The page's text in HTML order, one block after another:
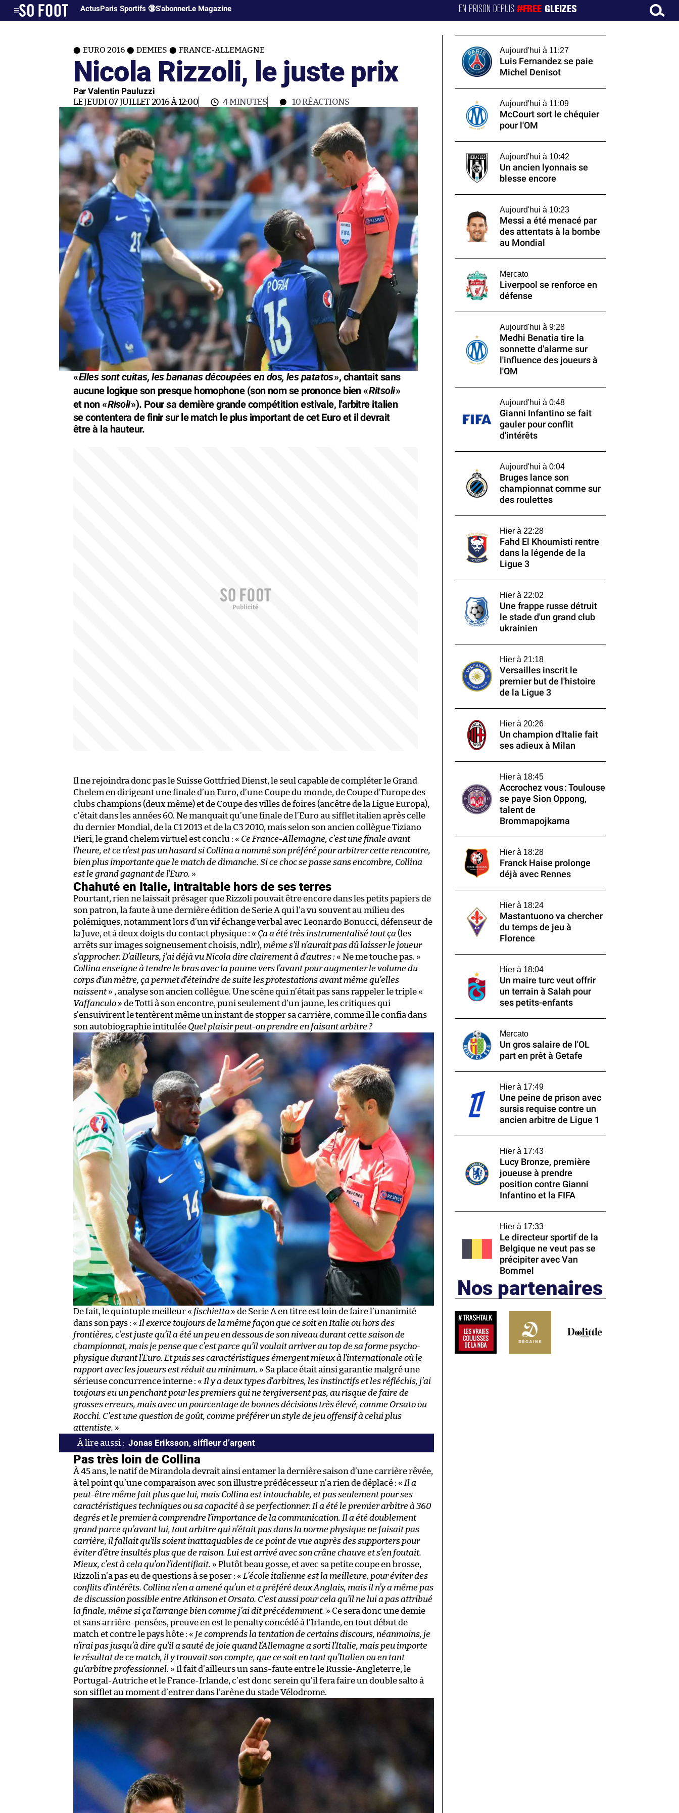
ActusParis Sportifs 🔞S'abonnerLe Magazine EN PRISON DEPUIS#FREE GLEIZES
EURO 2016 DEMIES FRANCE-ALLEMAGNE
Nicola Rizzoli, le juste prix
Par Valentin Pauluzzi
LE JEUDI 07 JUILLET 2016 À 12:00 4 MINUTES 10RÉACTIONS
«Elles sont cuitas, les bananas découpées en dos, les patatos», chantait sans
aucune logique son presque homophone (son nom se prononce bien «Ritsoli»
et non «Risoli»). Pour sa dernière grande compétition estivale, l'arbitre italien
se contentera de finir sur le match le plus important de cet Euro et il devrait
être à la hauteur.
Il ne rejoindra donc pas le Suisse Gottfried Dienst, le seul capable de compléter le Grand
Chelem en dirigeant une finale d’un Euro, d’une Coupe du monde, de Coupe d’Europe des
clubs champions (deux même) et de Coupe des villes de foires (ancêtre de la Ligue Europa),
c’était dans les années 60. Ne manquait qu’une finale de l’Euro au sifflet italien après celle
du dernier Mondial, de la C1 2013 et de la C3 2010, mais selon son ancien collègue Tiziano
Pieri, le grand chelem virtuel est conclu : « Ce France-Allemagne, c’est une finale avant
l’heure, et ce n’est pas un hasard si Collina a nommé son préféré pour arbitrer cette rencontre,
bien plus importante que le match de dimanche. Si ce choc se passe sans encombre, Collina
est le grand gagnant de l’Euro. »
Chahuté en Italie, intraitable hors de ses terres
Pourtant, rien ne laissait présager que Rizzoli pouvait être encore dans les petits papiers de
son patron, la faute à une dernière édition de Serie A qui l’a vu souvent au milieu des
polémiques, notamment lors d’un vif échange verbal avec Leonardo Bonucci, défenseur de
la Juve, et à deux doigts du contact physique : « Ça a été très instrumentalisé tout ça (les
arrêts sur images soigneusement choisis, ndlr), même s’il n’aurait pas dû laisser le joueur
s’approcher. D’ailleurs, j’ai déjà vu Nicola dire clairement à d’autres : « Ne me touche pas. »
Collina enseigne à tendre le bras avec la paume vers l’avant pour augmenter le volume du
corps d’un mètre, ça permet d’éteindre de suite les protestations avant même qu’elles
naissent» , analyse son ancien collègue. Une scène qui n’était pas sans rappeler le triple «
Vaffanculo » de Totti à son encontre, puni seulement d’un jaune, les critiques qui
s’ensuivirent le tentèrent même un instant de stopper sa carrière, comme il le confia dans
son autobiographie intitulée Quel plaisir peut-on prendre en faisant arbitre ?
De fait, le quintuple meilleur « fischietto » de Serie A en titre est loin de faire l’unanimité
dans son pays : « Il exerce toujours de la même façon que ce soit en Italie ou hors des
frontières, c’est juste qu’il a été un peu en dessous de son niveau durant cette saison de
championnat, mais je pense que c’est parce qu’il voulait arriver au top de sa forme psycho-
physique durant l’Euro. Et puis ses caractéristiques émergent mieux à l’internationale où le
rapport avec les joueurs est réduit au minimum. » Sa place était ainsi garantie malgré une
sérieuse concurrence interne : « Il y a deux types d’arbitres, les instinctifs et les réfléchis, j’ai
toujours eu un penchant pour les premiers qui ne tergiversent pas, au risque de faire de
grosses erreurs, mais avec un pourcentage de bonnes décisions très élevé, comme Orsato ou
Rocchi. C’est une question de goût, comme préférer un style de jeu offensif à celui plus
attentiste. »
Jonas Eriksson, siffleur d’argent
Pas très loin de Collina
À 45 ans, le natif de Mirandola devrait ainsi entamer la dernière saison d’une carrière rêvée,
à tel point qu’une comparaison avec son illustre prédécesseur n’a rien de déplacé : « Il a
peut-être même fait plus que lui, mais Collina est intouchable, et pas seulement pour ses
caractéristiques techniques ou sa capacité à se perfectionner. Il a été le premier arbitre à 360
degrés et le premier à comprendre l’importance de la communication. Il a été doublement
grand parce qu’avant lui, tout arbitre qui n’était pas dans la norme physique ne faisait pas
carrière, il fallait qu’ils soient inattaquables de ce point de vue auprès des supporters pour
éviter d’être insultés plus que de raison. Lui est arrivé avec son crâne chauve et s’en foutait.
Mieux, c’est à cela qu’on l’identifiait. » Plutôt beau gosse, et avec sa petite coupe en brosse,
Rizzoli n’a pas eu de questions à se poser : « L’école italienne est la meilleure, pour éviter des
conflits d’intérêts. Collina n’en a amené qu’un et a préféré deux Anglais, mais il n’y a même pas
de discussion possible entre Atkinson et Orsato. C’est aussi pour cela qu’il ne lui a pas attribué
la finale, même si ça l’arrange bien comme j’ai dit précédemment. » Ce sera donc une demie
et sans arrière-pensées, preuve en est le penalty concédé à l’Irlande, en tout début de
match et contre le pays hôte : « Je comprends la tentation de certains discours, néanmoins, je
n’irai pas jusqu’à dire qu’il a sauté de joie quand l’Allemagne a sorti l’Italie, mais peu importe
le résultat de ce match, il y trouvait son compte, que ce soit en tant qu’Italien ou en tant
qu’arbitre professionnel. » Il fait d’ailleurs un sans-faute entre le Russie-Angleterre, le
Portugal-Autriche et le France-Irlande, c’est donc serein qu’il fera faire un double salto à
son sifflet au moment d’entrer dans l’arène du stade Vélodrome.
Aujourd'hui à 11:27
Luis Fernandez se paie
Michel Denisot
Aujourd'hui à 11:09
McCourt sort le chéquier
pour l'OM
Aujourd'hui à 10:42
Un ancien lyonnais se
blesse encore
Aujourd'hui à 10:23
Messi a été menacé par
des attentats à la bombe
au Mondial
Mercato
Liverpool se renforce en
défense
Aujourd'hui à 9:28
Medhi Benatia tire la
sonnette d'alarme sur
l'influence des joueurs à
l'OM
Aujourd'hui à 0:48
Gianni Infantino se fait
gauler pour conflit
d'intérêts
Aujourd'hui à 0:04
Bruges lance son
championnat comme sur
des roulettes
Hier à 22:28
Fahd El Khoumisti rentre
dans la légende de la
Ligue 3
Hier à 22:02
Une frappe russe détruit
le stade d'un grand club
ukrainien
Hier à 21:18
Versailles inscrit le
premier but de l'histoire
de la Ligue 3
Hier à 20:26
Un champion d'Italie fait
ses adieux à Milan
Hier à 18:45
Accrochez vous : Toulouse
se paye Sion Oppong,
talent de
Brommapojkarna
Hier à 18:28
Franck Haise prolonge
déjà avec Rennes
Hier à 18:24
Mastantuono va chercher
du temps de jeu à
Florence
Hier à 18:04
Un maire turc veut offrir
un terrain à Salah pour
ses petits-enfants
Mercato
Un gros salaire de l'OL
part en prêt à Getafe
Hier à 17:49
Une peine de prison avec
sursis requise contre un
ancien arbitre de Ligue 1
Hier à 17:43
Lucy Bronze, première
joueuse à prendre
position contre Gianni
Infantino et la FIFA
Hier à 17:33
Le directeur sportif de la
Belgique ne veut pas se
précipiter avec Van
Bommel
Nos partenaires